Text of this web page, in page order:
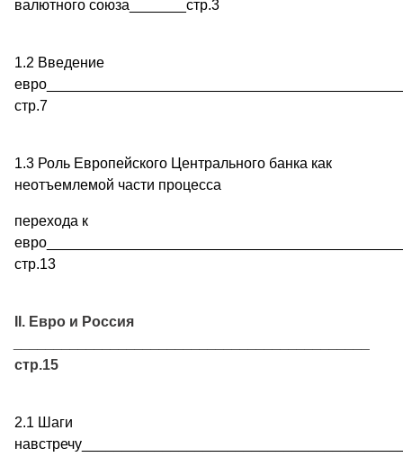
валютного союза_______стр.3
1.2 Введение
стр.7
1.3 Роль Европейского Центрального банка как
неотъемлемой части процесса
перехода к
стр.13
II. Евро и Россия
стр.15
2.1 Шаги